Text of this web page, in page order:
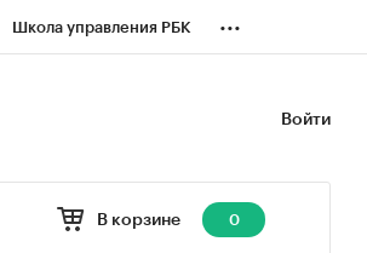
Школа управления РБК ...
Войти
В корзине 0